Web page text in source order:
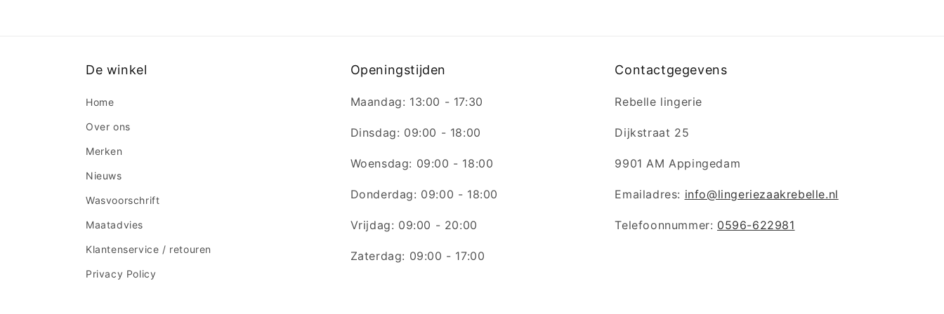
De winkel
Home
Over ons
Merken
Nieuws
Wasvoorschrift
Maatadvies
Klantenservice / retouren
Privacy Policy
Openingstijden
Maandag: 13:00 - 17:30
Dinsdag: 09:00 - 18:00
Woensdag: 09:00 - 18:00
Donderdag: 09:00 - 18:00
Vrijdag: 09:00 - 20:00
Zaterdag: 09:00 - 17:00
Contactgegevens
Rebelle lingerie
Dijkstraat 25
9901 AM Appingedam
Emailadres: info@lingeriezaakrebelle.nl
Telefoonnummer: 0596-622981